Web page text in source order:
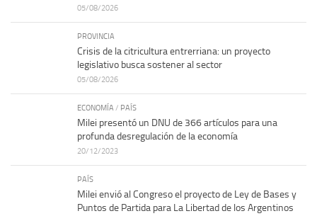
05/08/2026
PROVINCIA
Crisis de la citricultura entrerriana: un proyecto
legislativo busca sostener al sector
05/08/2026
ECONOMÍA / PAÍS
Milei presentó un DNU de 366 artículos para una
profunda desregulación de la economía
20/12/2023
PAÍS
Milei envió al Congreso el proyecto de Ley de Bases y
Puntos de Partida para La Libertad de los Argentinos